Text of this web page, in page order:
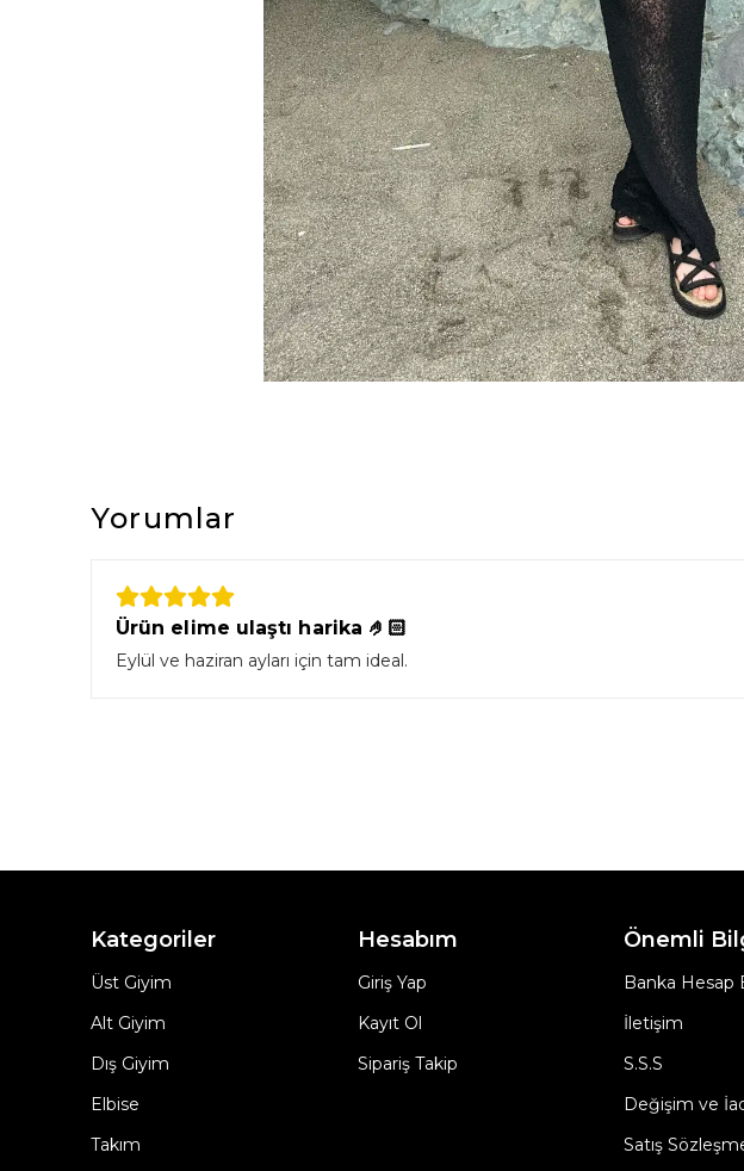
Yorumlar
Ürün elime ulaştı harika 🤌🏻
Eylül ve haziran ayları için tam ideal.
Kategoriler
Üst Giyim
Alt Giyim
Dış Giyim
Elbise
Takım
Hesabım
Giriş Yap
Kayıt Ol
Sipariş Takip
Önemli
Banka Hesap
İletişim
S.S.S
Değişim ve
Satış